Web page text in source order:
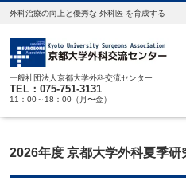
外科治療の向上と優秀な 外科医 を育成する
一般社団法人京都大学外科交流センター
TEL：075-751-3131
11：00～18：00（月〜金）
2026年度 京都大学外科夏季研